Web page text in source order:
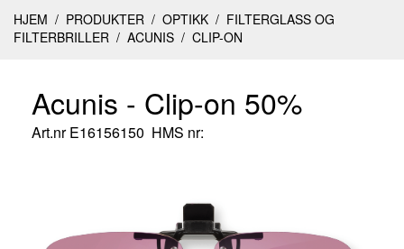
HJEM / PRODUKTER / OPTIKK / FILTERGLASS OG
FILTERBRILLER / ACUNIS / CLIP-ON
Acunis - Clip-on 50%
Art.nrE16156150 HMS nr: